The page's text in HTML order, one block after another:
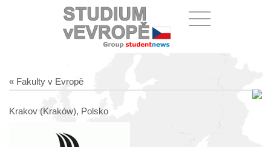
« Fakulty v Evropě
Krakov (Kraków), Polsko